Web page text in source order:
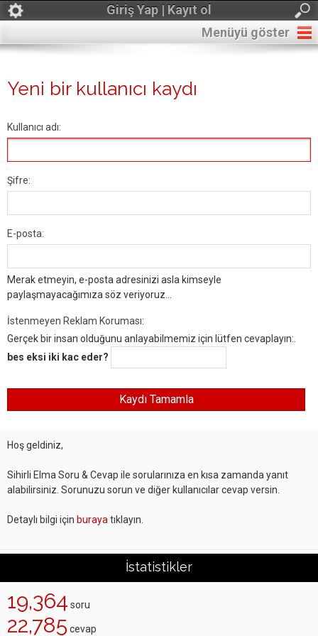
Giriş Yap | Kayıt ol
Menüyü göster
Yeni bir kullanıcı kaydı
Kullanıcı adı:
Şifre:
E-posta:
Merak etmeyin, e-posta adresinizi asla kimseyle
paylaşmayacağımıza söz veriyoruz...
İstenmeyen Reklam Koruması:
Gerçek bir insan olduğunu anlayabilmemiz için lütfen cevaplayın:.
bes eksi iki kac eder?
Hoş geldiniz,
Sihirli Elma Soru & Cevap ile sorularınıza en kısa zamanda yanıt
alabilirsiniz. Sorunuzu sorun ve diğer kullanıcılar cevap versin.
Detaylı bilgi için buraya tıklayın.
İstatistikler
19,364 soru
22,785 cevap